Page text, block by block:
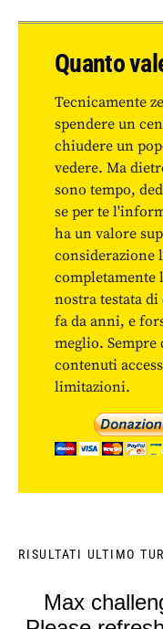
Quanto
Tecnicamente
spendere un
chiudere un
vedere. Ma
sono tempo,
se per te
ha un valore
considerazione
completamente
nostra testata
fa da anni, e
meglio.
contenuti
limitazioni.
RISULTATI ULTIMO